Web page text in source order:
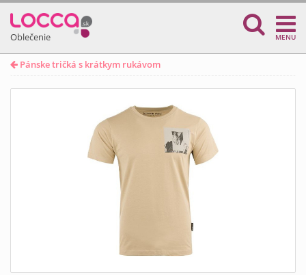
Oblečenie MENU
Pánske tričká s krátkym rukávom